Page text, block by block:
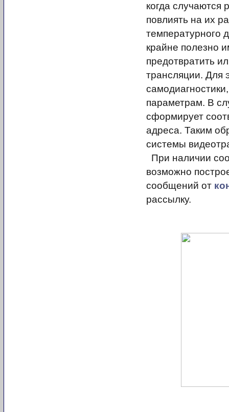
когда случаются
повлиять на их
температурного
крайне полезно
предотвратить
трансляции. Для
параметрам. В
сформирует
адреса. Таким
системы
При наличии
возможно
сообщений от
рассылку.